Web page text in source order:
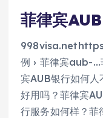
菲律宾
例 › 菲律宾aub-…
宾AUB银行如何人
好用吗？菲律宾
行服务如何样？菲